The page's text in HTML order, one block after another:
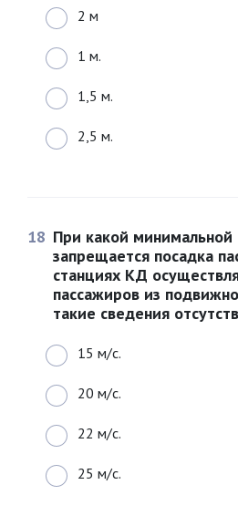
2 м
1 м.
1,5 м.
2,5 м.
18 При какой минимальной
запрещается посадка
станциях КД
пассажиров из
такие сведения
15 м/с.
20 м/с.
22 м/с.
25 м/с.